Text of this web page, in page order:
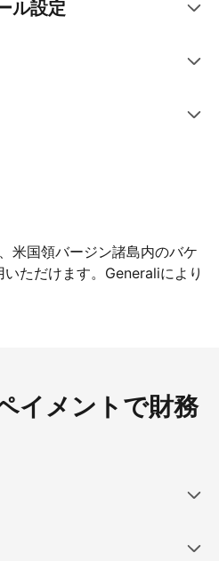
ル設定
米国領バージン諸島内のバケ
ただけます。Generaliにより
イメントで財務